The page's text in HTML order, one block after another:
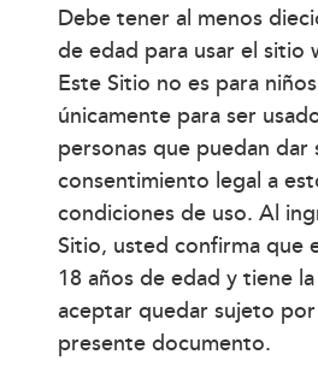
Debe tener al menos
de edad para usar el sitio
Este Sitio no es para
únicamente para ser
personas que puedan dar
consentimiento legal a
condiciones de uso. Al
Sitio, usted confirma que
18 años de edad y tiene
aceptar quedar sujeto
presente documento.